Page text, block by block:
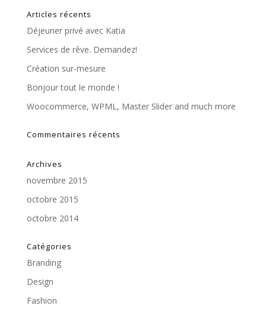
Articles récents
Déjeuner privé avec Katia
Services de rêve. Demandez!
Création sur-mesure
Bonjour tout le monde !
Woocommerce, WPML, Master Slider and much more
Commentaires récents
Archives
novembre 2015
octobre 2015
octobre 2014
Catégories
Branding
Design
Fashion